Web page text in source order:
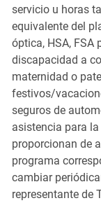
servicio u horas
equivalente del
óptica, HSA, FSA
discapacidad a
maternidad o
festivos/
seguros de
asistencia para
proporcionan de
programa
cambiar
representante de